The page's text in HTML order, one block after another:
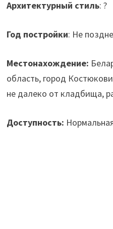
Архитектурный стиль: ?
Год постройки: Не
Местонахождение:
область, город
не далеко от кладбища,
Доступность: